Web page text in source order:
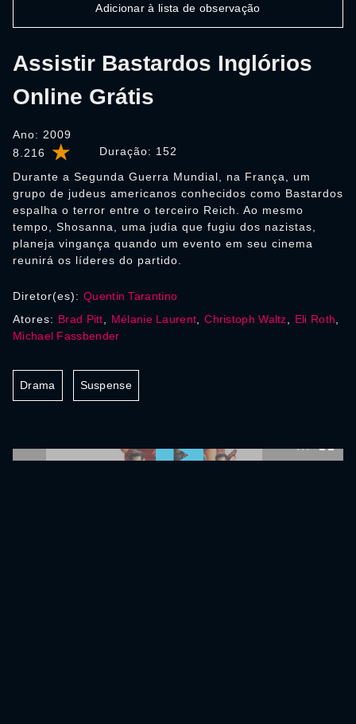
8.216 Duração: 152
Assistir Bastardos Inglórios
Online Grátis
Ano: 2009
Durante a Segunda Guerra Mundial, na França, um
grupo de judeus americanos conhecidos como Bastardos
espalha o terror entre o terceiro Reich. Ao mesmo
tempo, Shosanna, uma judia que fugiu dos nazistas,
planeja vingança quando um evento em seu cinema
reunirá os líderes do partido.
Adicionar à lista de observação
Diretor(es): Quentin Tarantino
Atores: Brad Pitt Mélanie Laurent ,Christoph Waltz Eli Roth
Michael Fassbender
Drama Suspense